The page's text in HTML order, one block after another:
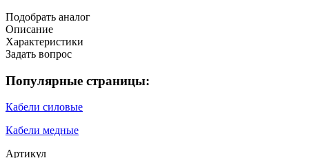
Подобрать аналог
Описание
Характеристики
Задать вопрос
Популярные страницы:
Кабели силовые
Кабели медные
Артикул